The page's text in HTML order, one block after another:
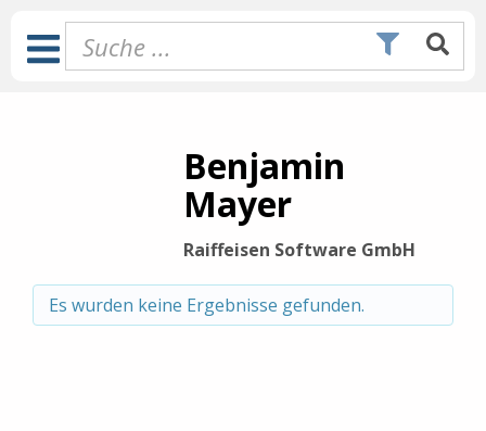
Inhalt
springen
Toggle
Navigation
Benjamin
Mayer
Raiffeisen Software GmbH
Es wurden keine Ergebnisse gefunden.